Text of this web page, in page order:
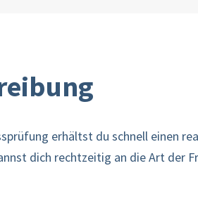
erhältst du schnell einen
dich rechtzeitig an die Art der